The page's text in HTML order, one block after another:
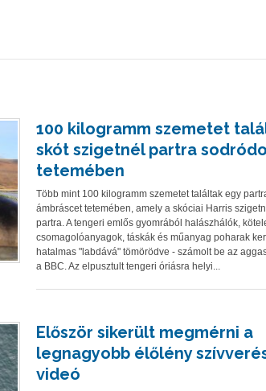
100 kilogramm szemetet
skót szigetnél partra
tetemében
Több mint 100 kilogramm szemetet találtak egy
ámbráscet tetemében, amely a skóciai Harris
partra. A tengeri emlős gyomrából halászhálók,
csomagolóanyagok, táskák és műanyag poharak
hatalmas "labdává" tömörödve - számolt be az
a BBC. Az elpusztult tengeri óriásra helyi...
Először sikerült megmérni a
legnagyobb élőlény
videó